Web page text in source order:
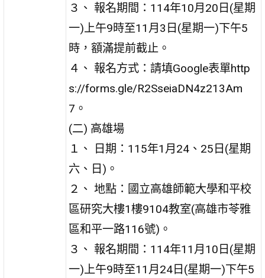
３、 報名期間：114年10月20日(星期
一)上午9時至11月3日(星期一)下午5
時，額滿提前截止。
４、 報名方式：請填Google表單http
s://forms.gle/R2SseiaDN4z213Am
7。
(二) 高雄場
１、 日期：115年1月24、25日(星期
六、日)。
２、 地點：國立高雄師範大學和平校
區研究大樓1樓9104教室(高雄市苓雅
區和平一路116號)。
３、 報名期間：114年11月10日(星期
一)上午9時至11月24日(星期一)下午5